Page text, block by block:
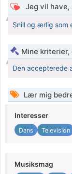
Jeg vil
Snill og ærlig som
Mine
Den accepterede
Lær mig
Interesser
Dans Television
Musiksmag